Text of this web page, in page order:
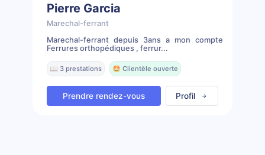
Pierre Garcia
Marechal-ferrant
Marechal-ferrant depuis 3ans a mon compte
Ferrures orthopédiques , ferrur...
📖 3 prestations 🤩 Clientèle ouverte
Prendre rendez-vous Profil